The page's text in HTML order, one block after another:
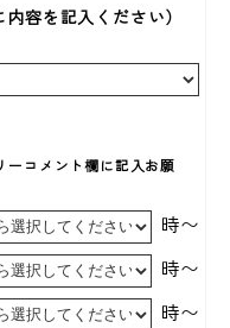
容を記入ください）
ーコメント欄に記入お願
時〜
時〜
時〜